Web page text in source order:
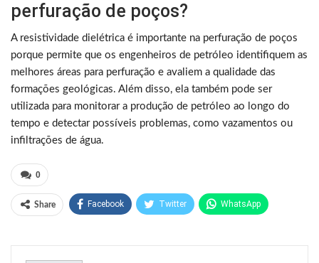
perfuração de poços?
A resistividade dielétrica é importante na perfuração de poços
porque permite que os engenheiros de petróleo identifiquem as
melhores áreas para perfuração e avaliem a qualidade das
formações geológicas. Além disso, ela também pode ser
utilizada para monitorar a produção de petróleo ao longo do
tempo e detectar possíveis problemas, como vazamentos ou
infiltrações de água.
0
Share Facebook Twitter WhatsApp